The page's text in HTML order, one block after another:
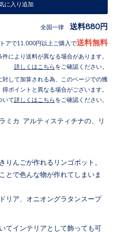
に入り追加
全国一律 送料880円
アで11,000円以上ご購入で送料無料
件により送料が異なる場合があります。
詳しくはこちら をご確認ください。
して加算される為、このページでの獲
得ポイントと異なる場合がございます。
いて詳しくはこちら をご確認ください。
ミカ アルティスティチナの、リ
りんごが作れるリンゴポット。
とで色んな物が作れてしまいま
リア、オニオングラタンスープ
てインテリアとして飾っても可